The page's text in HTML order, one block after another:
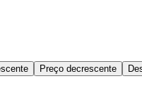
Preço decrescente